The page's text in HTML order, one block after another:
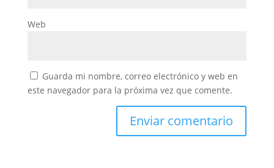
Web
Guarda mi nombre, correo electrónico y web en
este navegador para la próxima vez que comente.